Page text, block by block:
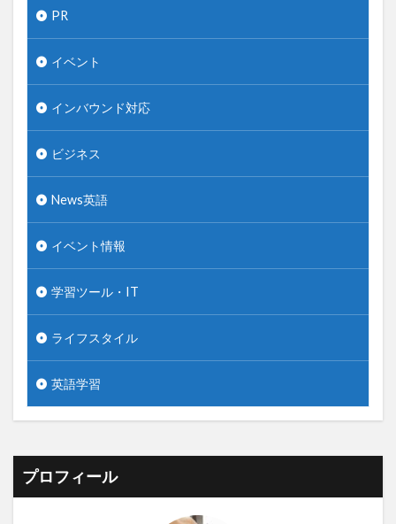
PR
イベント
インバウンド対応
ビジネス
News英語
イベント情報
学習ツール・IT
ライフスタイル
英語学習
プロフィール